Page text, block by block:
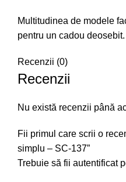
Multitudinea de modele
pentru un cadou deosebit.
Recenzii (0)
Recenzii
Nu există recenzii până
Fii primul care scrii o
simplu – SC-137”
Trebuie să fii autentificat